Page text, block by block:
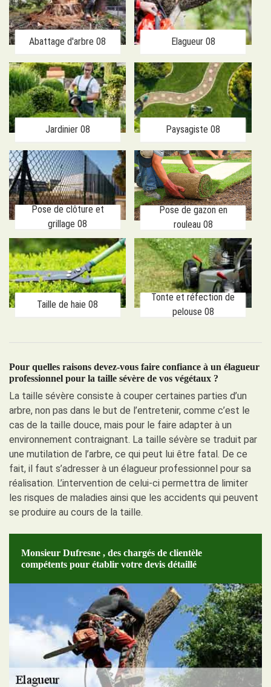
Abattage d'arbre 08 Elagueur 08
Jardinier 08 Paysagiste 08
Pose de clôture et
grillage 08
Pose de gazon en
rouleau 08
Taille de haie 08
Tonte et réfection de
pelouse 08
Pour quelles raisons devez-vous faire confiance à un élagueur
professionnel pour la taille sévère de vos végétaux ?
La taille sévère consiste à couper certaines parties d’un
arbre, non pas dans le but de l’entretenir, comme c’est le
cas de la taille douce, mais pour le faire adapter à un
environnement contraignant. La taille sévère se traduit par
une mutilation de l’arbre, ce qui peut lui être fatal. De ce
fait, il faut s’adresser à un élagueur professionnel pour sa
réalisation. L’intervention de celui-ci permettra de limiter
les risques de maladies ainsi que les accidents qui peuvent
se produire au cours de la taille.
Monsieur Dufresne , des chargés de clientèle
compétents pour établir votre devis détaillé